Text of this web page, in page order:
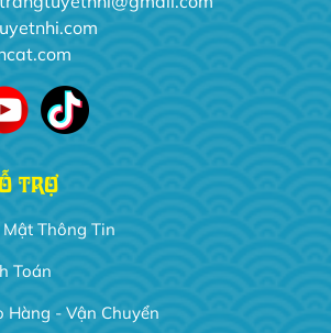
TRỢ
Thông Tin
Toán
Hàng - Vận Chuyển